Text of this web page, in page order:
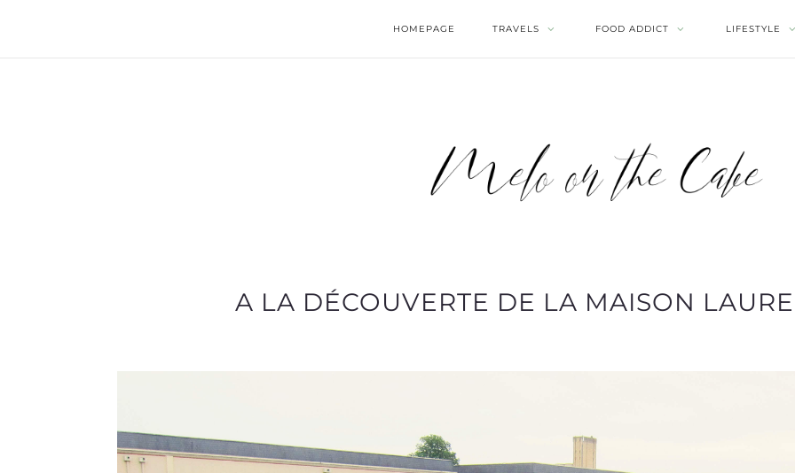
HOMEPAGE TRAVELS FOOD ADDICT LIFESTYLE
A LA DÉCOUVERTE DE LA MAISON